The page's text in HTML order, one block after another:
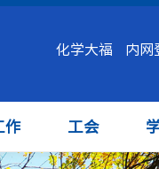
作 工会
化学大福 内网